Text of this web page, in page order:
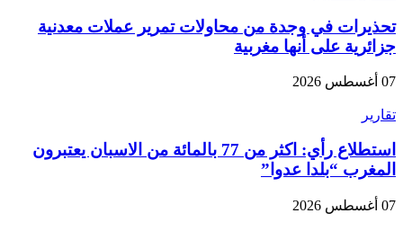
تحذيرات في وجدة من محاولات تمرير عملات معدنية
جزائرية على أنها مغربية
07 أغسطس 2026
تقارير
استطلاع رأي: اكثر من 77 بالمائة من الاسبان يعتبرون
المغرب “بلدا عدوا”
07 أغسطس 2026